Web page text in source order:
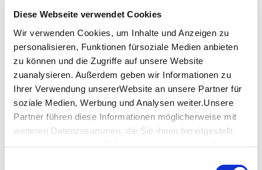
Diese Webseite verwendet Cookies
Wir verwenden Cookies, um Inhalte und Anzeigen zu
personalisieren, Funktionen fürsoziale Medien anbieten
zu können und die Zugriffe auf unsere Website
zuanalysieren. Außerdem geben wir Informationen zu
Ihrer Verwendung unsererWebsite an unsere Partner für
soziale Medien, Werbung und Analysen weiter.Unsere
Partner führen diese Informationen möglicherweise mit
weiteren Datenzusammen, die Sie ihnen bereitgestellt
Lage & Kontakt
Classic Rock Café
Schellingstr. 7
70174 Stuttgart
Telefon:0711/234 88 58
Website:www.classicrockcafe.de